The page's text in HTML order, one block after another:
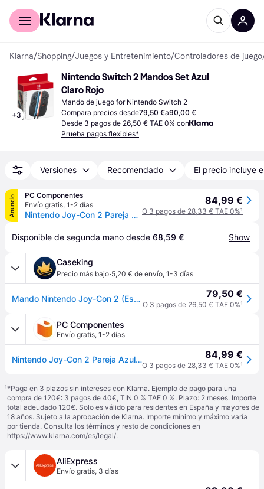
Comprar con Klarna
Klarna/Shopping/Juegos y Entretenimiento/Controladores de juego
+3
Nintendo Switch 2 Mandos Set Azul
Claro Rojo
Mando de juego for Nintendo Switch 2
Compara precios desde79,50 €a90,00 €
Desde 3 pagos de 26,50 € TAE 0% con
Prueba pagos flexibles*
Versiones Recomendado El precio incluye
Anuncio
PC Componentes
Envío gratis, 1-2 días
Nintendo Joy-Con 2 Pareja Azul Claro/Rojo Claro para Nintendo Switch 2
84,99 €
O 3 pagos de 28,33 € TAE 0%¹
Disponible de segunda mano desde 68,59 € Show
Caseking
Precio más bajo·5,20 € de envío, 1-3 días
Mando Nintendo Joy-Con 2 (Esq-Dir) Azul Claro/Rojo Claro 79,50 €
O 3 pagos de 26,50 € TAE 0%¹
PC Componentes
Envío gratis, 1-2 días
Nintendo Joy-Con 2 Pareja Azul Claro/Rojo Claro para Nintendo Switch 2 84,99 €
O 3 pagos de 28,33 € TAE 0%¹
¹*Paga en 3 plazos sin intereses con Klarna. Ejemplo de pago para una
compra de 120€: 3 pagos de 40€, TIN 0 % TAE 0 %. Plazo: 2 meses. Importe
total adeudado 120€. Solo es válido para residentes en España y mayores de
18 años. Sujeto a la aprobación de Klarna. Importe mínimo y máximo varía
por tienda. Consulta los términos y resto de condiciones en
https://www.klarna.com/es/legal/.
AliExpress
Envío gratis, 3 días